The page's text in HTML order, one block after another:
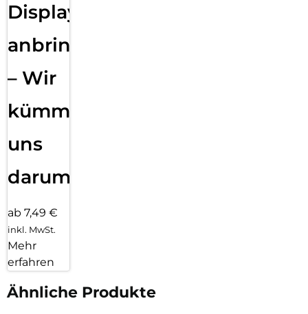
Displayfolie
anbringen
– Wir
kümmern
uns
darum!
ab 7,49 €
inkl. MwSt.
Mehr
erfahren
Ähnliche Produkte